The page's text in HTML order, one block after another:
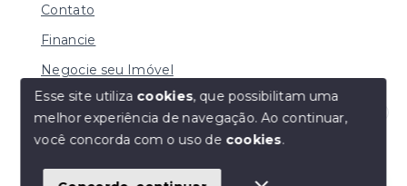
Contato
Financie
Negocie seu Imóvel
© Copyright 2026 - Atenas Imóveis - Todos os direitos
Olá! Estamos disponíveis para te ajudar.
Esse site utiliza cookies, que possibilitam uma
melhor experiência de navegação.Ao continuar,
você concorda com o uso de cookies.